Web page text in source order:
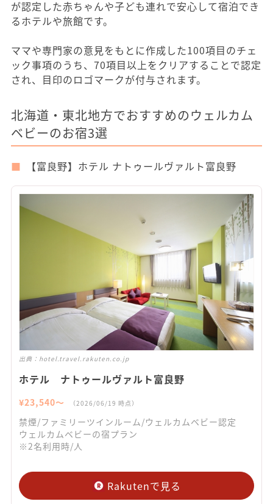
が認定した赤ちゃんや子ども連れで安心して宿泊でき
るホテルや旅館です。
ママや専門家の意見をもとに作成した100項目のチェ
ック事項のうち、70項目以上をクリアすることで認定
され、目印のロゴマークが付与されます。
北海道・東北地方でおすすめのウェルカム
ベビーのお宿3選
【富良野】ホテル ナトゥールヴァルト富良野
出典： hotel.travel.rakuten.co.jp
ホテル ナトゥールヴァルト富良野
¥23,540〜 （2026/06/19 時点）
禁煙/ファミリーツインルーム/ウェルカムベビー認定
ウェルカムベビーの宿プラン
※2名利用時/人
Rakutenで見る